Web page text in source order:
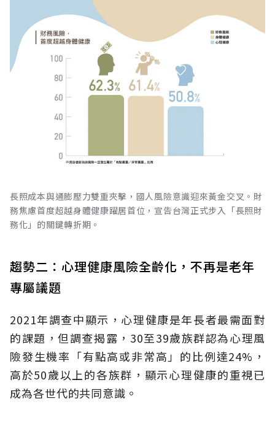
長照成本與通膨壓力雙重夾擊，國人風險意識迎來黃金交叉。財
務焦慮首度超越身體健康躍居首位，宣告台灣正式步入「長照財
務化」的關鍵轉折期。
趨勢二：心理健康風險全齡化，不再是老年
專屬議題
2021年調查中顯示，心理健康是年長者最需面對
的課題，但調查揭露，30至39歲族群認為心理風
險發生機率「有點高或非常高」的比例達24%，
高於50歲以上的各族群，顯示心理健康的重視已
成為各世代的共同意識。